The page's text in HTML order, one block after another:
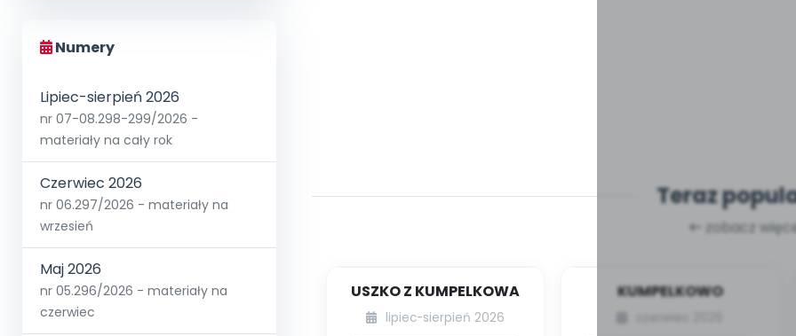
Numery
Lipiec-sierpień 2026
nr 07-08.298-299/2026 -
materiały na cały rok
Czerwiec 2026
nr 06.297/2026 - materiały na
wrzesień
Maj 2026
nr 05.296/2026 - materiały na
czerwiec
Teraz
zobacz
USZKO Z KUMPELKOWA
lipiec-sierpień 2026
KUMPELKOWO